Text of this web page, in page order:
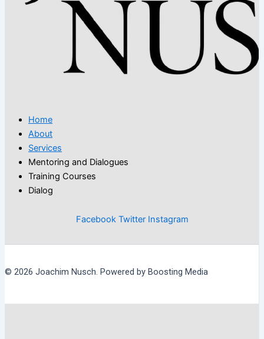
Home
About
Services
Mentoring and Dialogues
Training Courses
Dialog
Facebook Twitter Instagram
© 2026 Joachim Nusch. Powered by Boosting Media